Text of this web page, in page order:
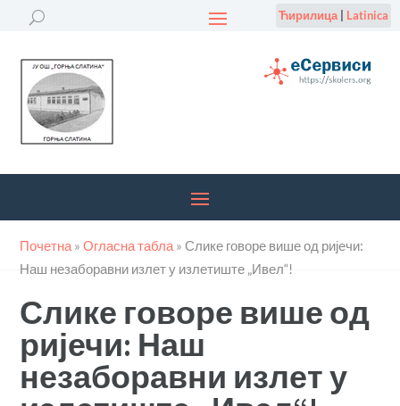
Ћирилица| Latinica
Почетна »Огласна табла »Слике говоре више од ријечи:
Наш незаборавни излет у излетиште „Ивел“!
Слике говоре више од
ријечи: Наш
незаборавни излет у